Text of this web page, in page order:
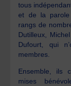
tous
et de la parole
rangs de
Dutilleux,
Dufourt, qui
membres.
Ensemble, ils
mises